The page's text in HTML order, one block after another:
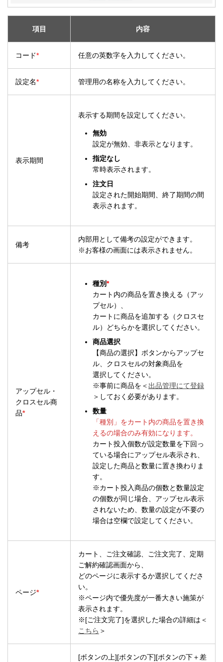
項目 内容
コード* 任意の英数字を入力してください。
設定名* 管理用の名称を入力してください。
表示期間
表示する期間を設定してください。
無効
設定が無効、非表示となります。
指定なし
常時表示されます。
注文日
設定された開始期間、終了期間の間
表示されます。
備考
内部用として備考の設定ができます。
※お客様の画面には表示されません。
アップセル・
クロスセル商
品*
種別*
カート内の商品を置き換える（アッ
プセル）、
カートに商品を追加する（クロスセ
ル）どちらかを選択してください。
商品選択
【商品の選択】ボタンからアップセ
ル、クロスセルの対象商品を
選択してください。
※事前に商品を＜ 出品管理にて登録
＞しておく必要があります。
数量
「種別」をカート内の商品を置き換
えるの場合のみ有効になります。
カート投入個数が設定数量を下回っ
ている場合にアップセル表示され、
設定した商品と数量に置き換わりま
す。
※カート投入商品の個数と数量設定
の個数が同じ場合、アップセル表示
されないため、数量の設定が不要の
場合は空欄で設定してください。
ページ*
カート、ご注文確認、ご注文完了、定期
ご解約確認画面から、
どのページに表示するか選択してくださ
い。
※ページ内で優先度が一番大きい施策が
表示されます。
※[ご注文完了]を選択した場合の詳細は＜
こちら ＞
[ボタンの上][ボタンの下][ボタンの下＋差